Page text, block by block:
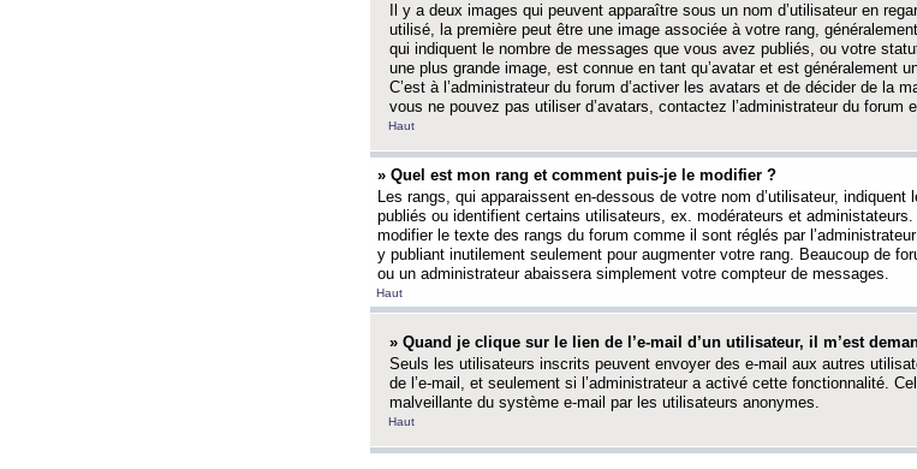
Il y a deux images qui peuvent apparaître sous un nom d’utilisateur en
utilisé, la première peut être une image associée à votre rang,
qui indiquent le nombre de messages que vous avez publiés, ou votre
une plus grande image, est connue en tant qu’avatar et est généralement
C’est à l’administrateur du forum d’activer les avatars et de décider de la
vous ne pouvez pas utiliser d’avatars, contactez l’administrateur du forum
Haut
» Quel est mon rang et comment puis-je le modifier ?
Les rangs, qui apparaissent en-dessous de votre nom d’utilisateur,
publiés ou identifient certains utilisateurs, ex. modérateurs et
modifier le texte des rangs du forum comme il sont réglés par
y publiant inutilement seulement pour augmenter votre rang. Beaucoup de
ou un administrateur abaissera simplement votre compteur de messages.
Haut
» Quand je clique sur le lien de l’e-mail d’un utilisateur, il m’est
Seuls les utilisateurs inscrits peuvent envoyer des e-mail aux autres
de l’e-mail, et seulement si l’administrateur a activé cette fonctionnalité.
malveillante du système e-mail par les utilisateurs anonymes.
Haut